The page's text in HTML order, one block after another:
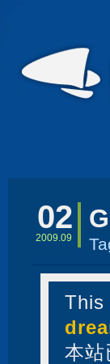
02
2009.09
This
本站